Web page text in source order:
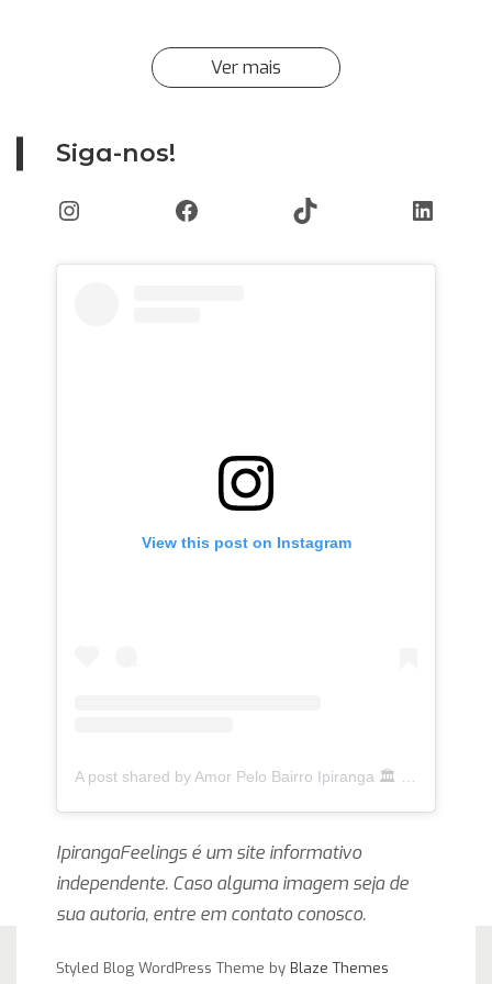
Ver mais
Siga-nos!
InstagramFacebook TikTok
View this post on Instagram
IpirangaFeelings é um site informativo
independente. Caso alguma imagem seja de
sua autoria, entre em contato conosco.
Styled Blog WordPress Theme by Blaze Themes